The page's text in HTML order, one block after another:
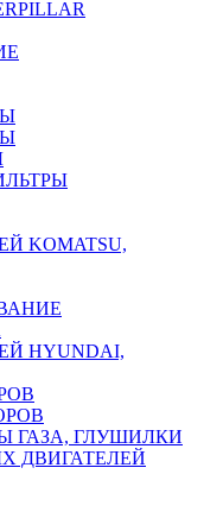
KOMATSU,
HYUNDAI,
ГАЗА, ГЛУШИЛКИ
ДВИГАТЕЛЕЙ